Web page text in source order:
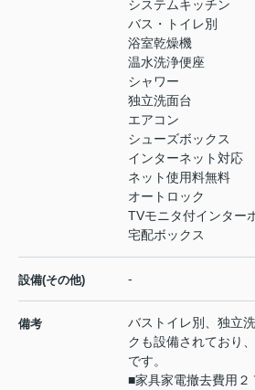
システムキッチン
バス・トイレ別
浴室乾燥機
温水洗浄便座
シャワー
独立洗面台
エアコン
シューズボックス
インターネット対応
ネット使用料無料
オートロック
TVモニタ付インター
宅配ボックス
設備(その他) -
備考
バストイレ別、独立
クも設備されており
です。
■家具家電撤去費用